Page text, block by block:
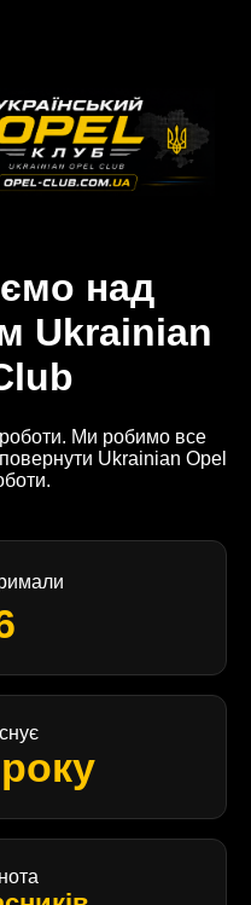
над
Ukrainian
роботи. Ми робимо все
Ukrainian Opel